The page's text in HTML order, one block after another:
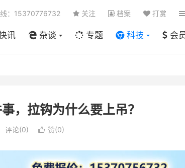
讯 杂谈 专题 科技 会
：15370776732 关注 档案 打赏
，拉钩为什么要上吊？
评论(0)  赞(0)